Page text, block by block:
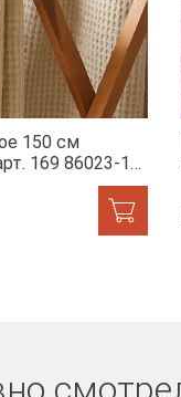
150 см
169 86023-1